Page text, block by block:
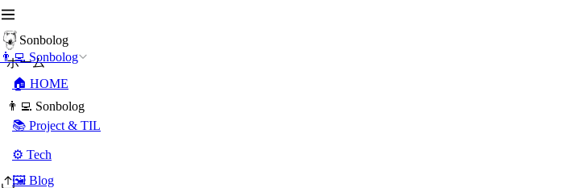
Sonbolog
👨‍💻 Sonbolog
ホーム
🏠 HOME
👨‍💻 Sonbolog
📚 Project & TIL
⚙️ Tech
🖼️ Blog